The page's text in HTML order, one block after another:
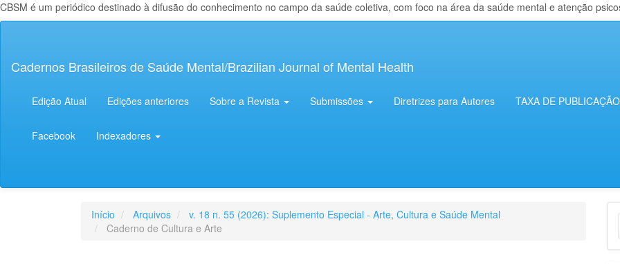
CBSM é um periódico destinado à difusão do conhecimento no campo da saúde coletiva, com foco na área da saúde mental e atenção
principal
Lateral
Cadernos Brasileiros de Saúde Mental/Brazilian Journal of Mental Health
Edição Atual Edições anteriores Sobre a Revista Submissões Diretrizes para Autores TAXA DE PUBLICAÇÃO
Facebook Indexadores
Início Arquivos
v. 18 n. 55 (2026): Suplemento Especial - Arte, Cultura e Saúde Mental
Caderno de Cultura e Arte